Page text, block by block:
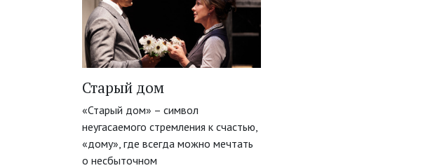
Старый дом
«Старый дом» – символ
неугасаемого стремления к счастью,
«дому», где всегда можно мечтать
о несбыточном